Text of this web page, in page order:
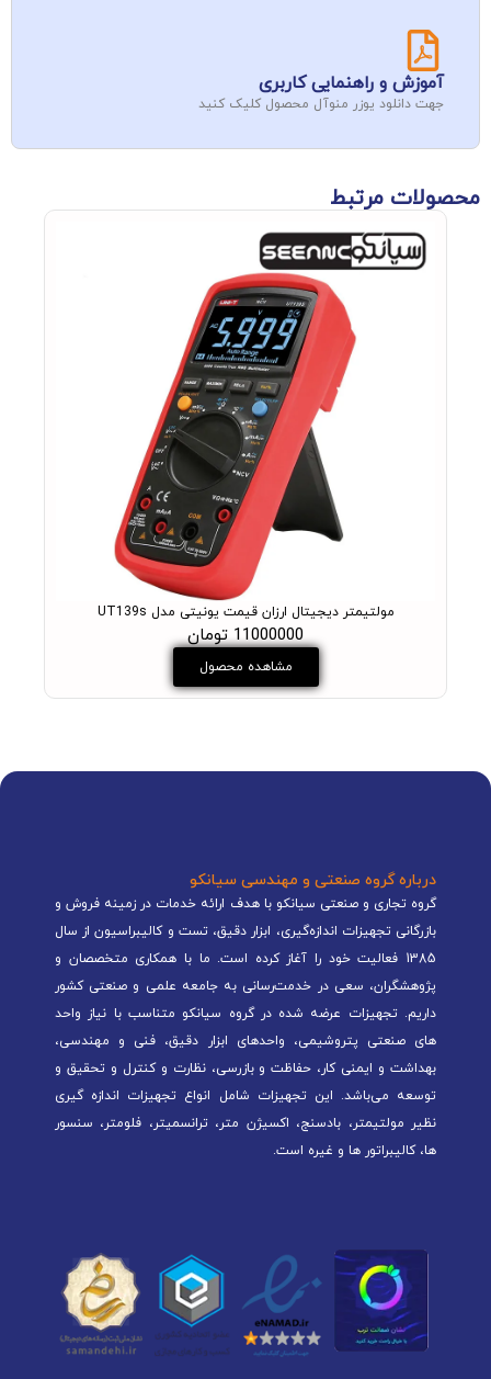
آموزش و راهنمایی کاربری
جهت دانلود یوزر منوآل محصول کلیک کنید
محصولات مرتبط
مولتیمتر دیجیتال ارزان قیمت یونیتی مدل UT139s
11000000 تومان
مشاهده محصول
درباره گروه صنعتی و مهندسی سیانکو
گروه تجاری و صنعتی سیانکو با هدف ارائه خدمات در زمینه فروش و
بازرگانی تجهیزات اندازه‌گیری، ابزار دقیق، تست و کالیبراسیون از سال
1385 فعالیت خود را آغاز کرده است. ما با همکاری متخصصان و
پژوهشگران، سعی در خدمت‌رسانی به جامعه علمی و صنعتی کشور
داریم. تجهیزات عرضه شده در گروه سیانکو متناسب با نیاز واحد
های صنعتی پتروشیمی، واحدهای ابزار دقیق، فنی و مهندسی،
بهداشت و ایمنی کار، حفاظت و بازرسی، نظارت و کنترل و تحقیق و
توسعه می‌باشد. این تجهیزات شامل انواع تجهیزات اندازه گیری
نظیر مولتیمتر، بادسنج، اکسیژن متر، ترانسمیتر، فلومتر، سنسور
ها، کالیبراتور ها و غیره است.